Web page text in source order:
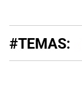
#TEMAS: